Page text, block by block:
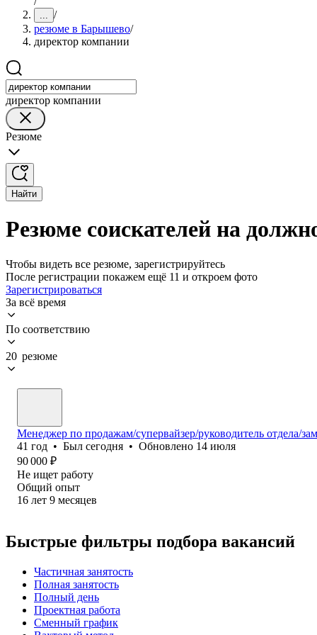
... /
резюме в Барышево/
директор компании
директор компании
Резюме
Найти
Резюме соискателей на
Чтобы видеть все резюме, зарегистрируйтесь
После регистрации покажем ещё 11 и откроем фото
Зарегистрироваться
За всё время
По соответствию
20 резюме
Менеджер по продажам/супервайзер/руководитель отдела/
41 год • Был сегодня • Обновлено 14 июля
90 000 ₽
Не ищет работу
Общий опыт
16 лет 9 месяцев
Быстрые фильтры подбора вакансий
Частичная занятость
Полная занятость
Полный день
Проектная работа
Сменный график